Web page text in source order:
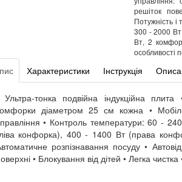
решіток
Потужність і
300 - 2000
Вт, 2
особливості
Характеристики Інструкція
Ультра-тонка подвійна індукційна
діаметром 25 см кожна •
• Контроль температури: 60 -
конфорка), 400 - 1400 Вт (права
розпізнавання посуду •
• Блокування від дітей • Легка чистка